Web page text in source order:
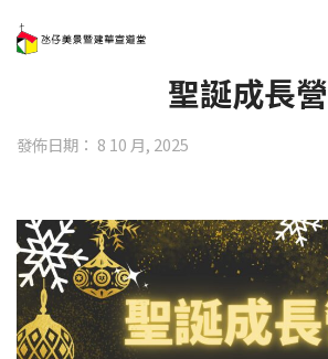
聖誕成長營
發佈日期： 8 10 月, 2025